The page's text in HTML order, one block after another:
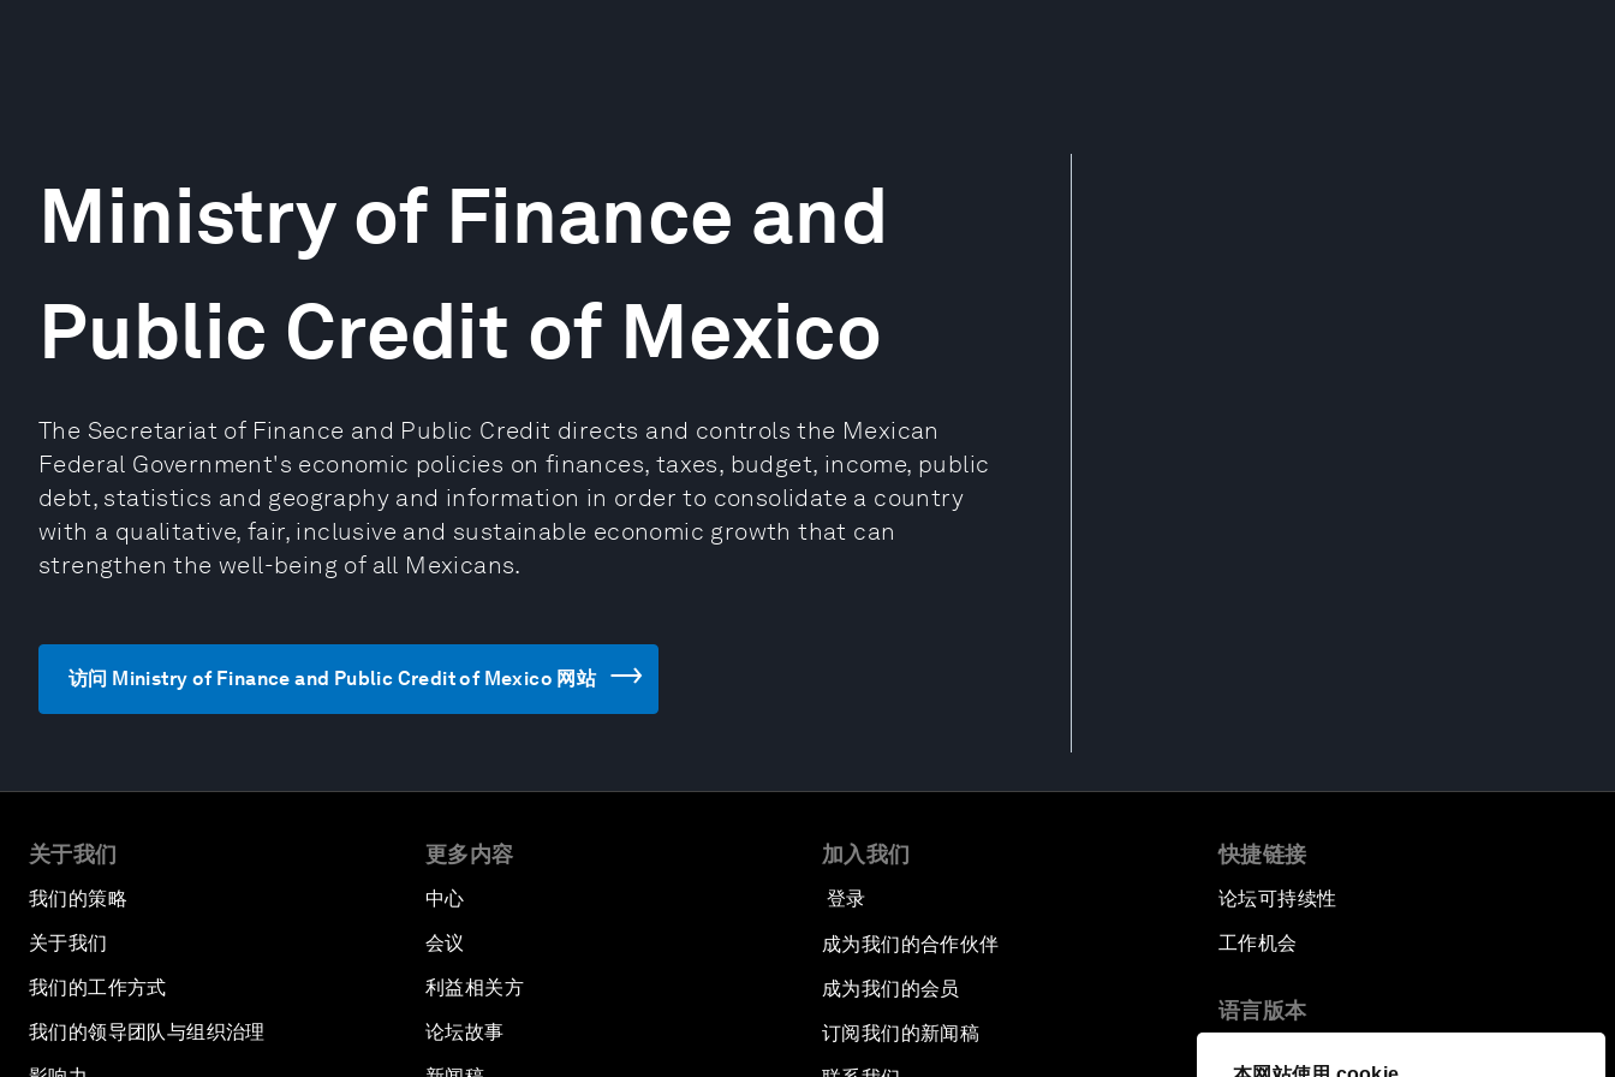
Ministry of Finance and
Public Credit of Mexico
The Secretariat of Finance and Public Credit directs and controls the Mexican
Federal Government's economic policies on finances, taxes, budget, income, public
debt, statistics and geography and information in order to consolidate a country
with a qualitative, fair, inclusive and sustainable economic growth that can
strengthen the well-being of all Mexicans.
访问 Ministry of Finance and Public Credit of Mexico 网站
关于我们
我们的策略
关于我们
我们的工作方式
我们的领导团队与组织治理
更多内容
中心
会议
利益相关方
论坛故事
加入我们
登录
成为我们的合作伙伴
成为我们的会员
订阅我们的新闻稿
快捷链接
论坛可持续性
工作机会
语言版本